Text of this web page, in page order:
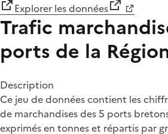
Explorer les données
Trafic
ports de la
Description
Ce jeu de données contient les
de marchandises des 5 ports
exprimés en tonnes et répartis par